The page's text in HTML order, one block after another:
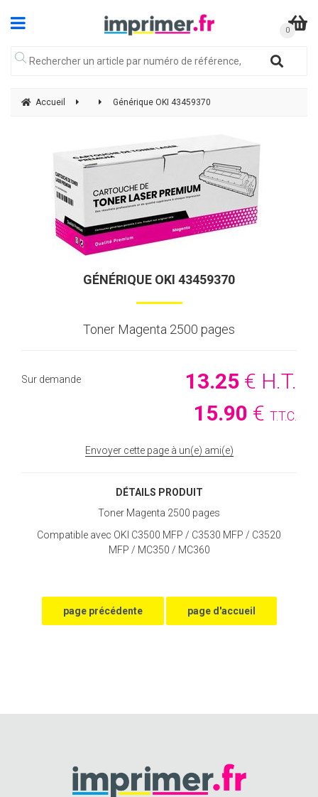
Accueil Générique OKI 43459370
GÉNÉRIQUE OKI 43459370
Toner Magenta 2500 pages
13.25 € H.T.
15.90 € T.T.C.
Sur demande
Envoyer cette page à un(e) ami(e)
DÉTAILS PRODUIT
Toner Magenta 2500 pages
Compatible avec OKI C3500 MFP / C3530 MFP / C3520
MFP / MC350 / MC360